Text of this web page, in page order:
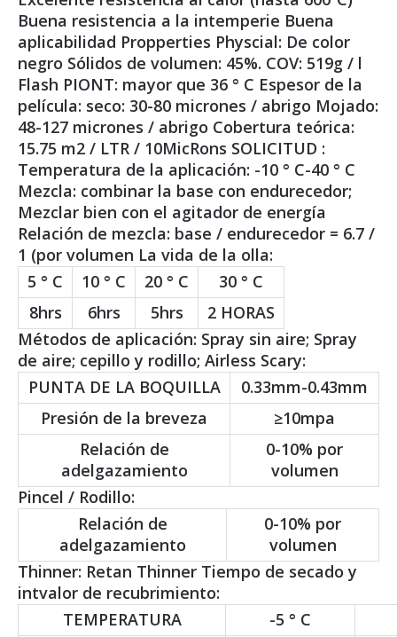
Buena resistencia a la intemperie Buena
aplicabilidad Propperties Physcial: De color
negro Sólidos de volumen: 45%. COV: 519g / l
Flash PIONT: mayor que 36 ° C Espesor de la
película: seco: 30-80 micrones / abrigo Mojado:
48-127 micrones / abrigo Cobertura teórica:
15.75 m2 / LTR / 10MicRons SOLICITUD :
Temperatura de la aplicación: -10 ° C-40 ° C
Mezcla: combinar la base con endurecedor;
Mezclar bien con el agitador de energía
Relación de mezcla: base / endurecedor = 6.7 /
1 (por volumen La vida de la olla:
5 ° C
10 ° C 20 ° C
30 ° C
8hrs
6hrs 5hrs
2 HORAS
Métodos de aplicación: Spray sin aire; Spray
de aire; cepillo y rodillo; Airless Scary:
PUNTA DE LA BOQUILLA
0.33mm-0.43mm
Presión de la breveza
≥10mpa
Relación de
adelgazamiento
0-10% por
volumen
Pincel / Rodillo:
Relación de
adelgazamiento
0-10% por
volumen
Thinner: Retan Thinner Tiempo de secado y
intvalor de recubrimiento:
TEMPERATURA
-5 ° C